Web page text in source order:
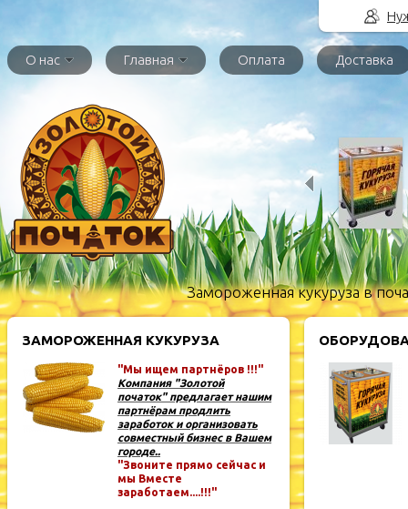
О нас Главная Оплата Доставка
Замороженная кукуруза в
ЗАМОРОЖЕННАЯ КУКУРУЗА
"Мы ищем партнёров !!!"
Компания "Золотой
початок" предлагает нашим
партнёрам продлить
заработок и организовать
совместный бизнес в Вашем
городе..
"Звоните прямо сейчас и
мы Вместе
заработаем....!!!"